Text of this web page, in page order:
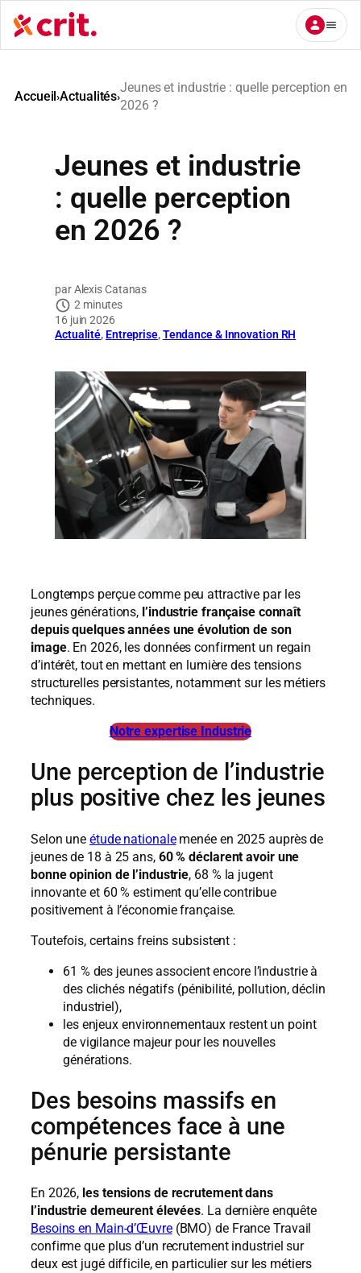
Aller
au
contenu
Accueil›Actualités›
Jeunes et industrie : quelle perception en
2026 ?
Jeunes et industrie
: quelle perception
en 2026 ?
Alexis Catanas
2 minutes
16 juin 2026
Actualité, Entreprise, Tendance & Innovation RH
Longtemps perçue comme peu attractive par les
jeunes générations, l’industrie française connaît
depuis quelques années une évolution de son
image. En 2026, les données confirment un regain
d’intérêt, tout en mettant en lumière des tensions
structurelles persistantes, notamment sur les métiers
techniques.
Notre expertise Industrie
Une perception de l’industrie
plus positive chez les jeunes
Selon uneétude nationalemenée en 2025 auprès de
jeunes de 18 à 25 ans, 60 % déclarent avoir une
bonne opinion de l’industrie, 68 % la jugent
innovante et 60 % estiment qu’elle contribue
positivement à l’économie française.
Toutefois, certains freins subsistent :
61 % des jeunes associent encore l’industrie à
des clichés négatifs (pénibilité, pollution, déclin
industriel),
les enjeux environnementaux restent un point
de vigilance majeur pour les nouvelles
générations.
Des besoins massifs en
compétences face à une
pénurie persistante
En 2026, les tensions de recrutement dans
l’industrie demeurent élevées. La dernière enquête
Besoins en Main‑d’Œuvre(BMO) de France Travail
confirme que plus d’un recrutement industriel sur
deux est jugé difficile, en particulier sur les métiers